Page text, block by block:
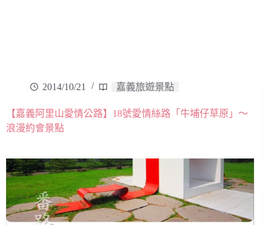
2014/10/21 嘉義旅遊景點
【嘉義阿里山愛情公路】18號愛情絲路「牛埔仔草原」～
浪漫約會景點